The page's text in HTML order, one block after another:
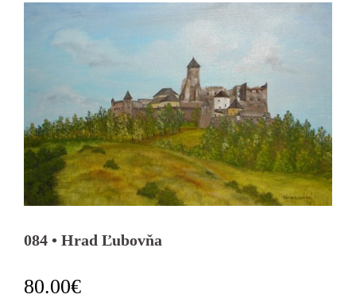
084 • Hrad Ľubovňa
80.00€